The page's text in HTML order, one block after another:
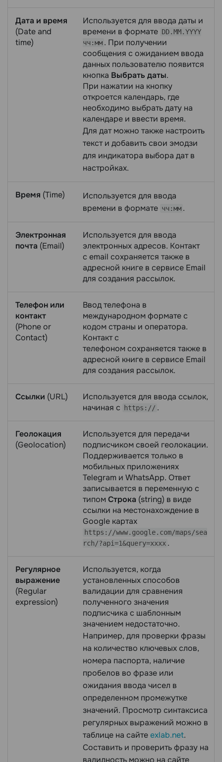
Дата и время
(Date and
time)
Используется для ввода даты и
времени в формате DD.MM.YYYY
чч:мм . При получении
сообщения с ожиданием ввода
данных пользователю появится
кнопка Выбрать даты.
При нажатии на кнопку
откроется календарь, где
необходимо выбрать дату на
календаре и ввести время.
Для дат можно также настроить
текст и добавить свои эмодзи
для индикатора выбора дат в
настройках.
Время (Time)
Используется для ввода
времени в формате чч:мм .
Электронная
почта (Email)
Используется для ввода
электронных адресов. Контакт
с email сохраняется также в
адресной книге в сервисе Email
для создания рассылок.
Телефон или
контакт
(Phone or
Contact)
Ввод телефона в
международном формате с
кодом страны и оператора.
Контакт с
телефоном сохраняется также в
адресной книге в сервисе Email
для создания рассылок.
Ссылки (URL)
Используется для ввода ссылок,
начиная с
https:// .
Геолокация
(Geolocation)
Используется для передачи
подписчиком своей геолокации.
Поддерживается только в
мобильных приложениях
Telegram и WhatsApp. Ответ
записывается в переменную с
типом Строка (string) в виде
ссылки на местонахождение в
Google картах
https://www.google.com/maps/sea
rch/?api=1&query=xxxx .
Регулярное
выражение
(Regular
expression)
Используется, когда
установленных способов
валидации для сравнения
полученного значения
подписчика с шаблонным
значением недостаточно.
Например, для проверки фразы
на количество ключевых слов,
номера паспорта, наличие
пробелов во фразе или
ожидания ввода чисел в
определенном промежутке
значений. Просмотр синтаксиса
регулярных выражений можно в
таблице на сайтеexlab.net.
Составить и проверить фразу на
валидность можно на сайте